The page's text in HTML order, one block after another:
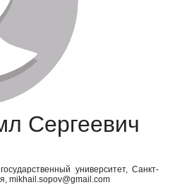
Сергеевич
университет, Санкт-
mikhail.sopov@gmail.com